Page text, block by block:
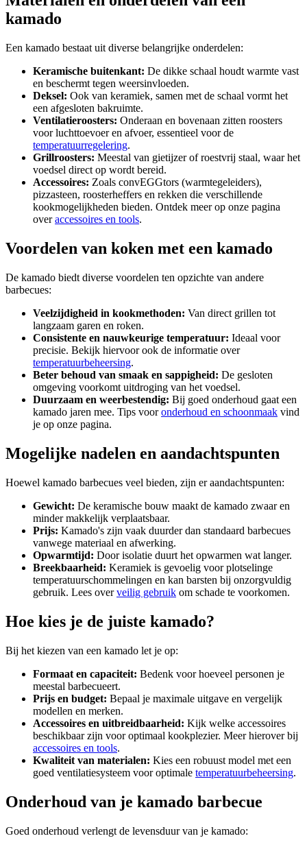
kamado
Een kamado bestaat uit diverse belangrijke onderdelen:
Keramische buitenkant: De dikke schaal houdt warmte vast
en beschermt tegen weersinvloeden.
Deksel: Ook van keramiek, samen met de schaal vormt het
een afgesloten bakruimte.
Ventilatieroosters: Onderaan en bovenaan zitten roosters
voor luchttoevoer en afvoer, essentieel voor de
temperatuurregelering.
Grillroosters: Meestal van gietijzer of roestvrij staal, waar het
voedsel direct op wordt bereid.
Accessoires: Zoals convEGGtors (warmtegeleiders),
pizzasteen, roosterheffers en rekken die verschillende
kookmogelijkheden bieden. Ontdek meer op onze pagina
overaccessoires en tools.
Voordelen van koken met een kamado
De kamado biedt diverse voordelen ten opzichte van andere
barbecues:
Veelzijdigheid in kookmethoden: Van direct grillen tot
langzaam garen en roken.
Consistente en nauwkeurige temperatuur: Ideaal voor
precisie. Bekijk hiervoor ook de informatie over
temperatuurbeheersing.
Beter behoud van smaak en sappigheid: De gesloten
omgeving voorkomt uitdroging van het voedsel.
Duurzaam en weerbestendig: Bij goed onderhoud gaat een
kamado jaren mee. Tips vooronderhoud en schoonmaak vind
je op onze pagina.
Mogelijke nadelen en aandachtspunten
Hoewel kamado barbecues veel bieden, zijn er aandachtspunten:
Gewicht: De keramische bouw maakt de kamado zwaar en
minder makkelijk verplaatsbaar.
Prijs: Kamado's zijn vaak duurder dan standaard barbecues
vanwege materiaal en afwerking.
Opwarmtijd: Door isolatie duurt het opwarmen wat langer.
Breekbaarheid: Keramiek is gevoelig voor plotselinge
temperatuurschommelingen en kan barsten bij onzorgvuldig
gebruik. Lees overveilig gebruik om schade te voorkomen.
Hoe kies je de juiste kamado?
Bij het kiezen van een kamado let je op:
Formaat en capaciteit: Bedenk voor hoeveel personen je
meestal barbecueert.
Prijs en budget: Bepaal je maximale uitgave en vergelijk
modellen en merken.
Accessoires en uitbreidbaarheid: Kijk welke accessoires
beschikbaar zijn voor optimaal kookplezier. Meer hierover bij
accessoires en tools.
Kwaliteit van materialen: Kies een robuust model met een
goed ventilatiesysteem voor optimale temperatuurbeheersing.
Onderhoud van je kamado barbecue
Goed onderhoud verlengt de levensduur van je kamado: